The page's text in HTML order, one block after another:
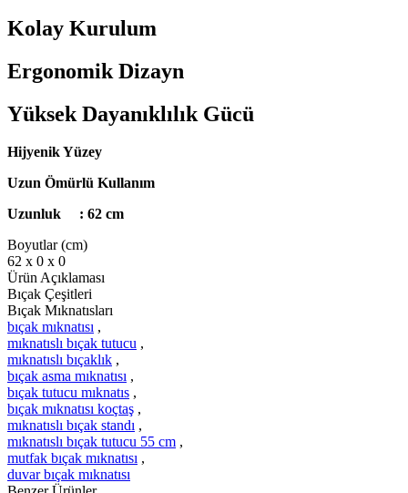
Kolay Kurulum
Ergonomik Dizayn
Yüksek Dayanıklılık Gücü
Hijyenik Yüzey
Uzun Ömürlü Kullanım
Uzunluk : 62 cm
Boyutlar (cm)
62 x 0 x 0
Ürün Açıklaması
Bıçak Çeşitleri
Bıçak Mıknatısları
bıçak mıknatısı ,
mıknatıslı bıçak tutucu ,
mıknatıslı bıçaklık ,
bıçak asma mıknatısı ,
bıçak tutucu mıknatıs ,
bıçak mıknatısı koçtaş ,
mıknatıslı bıçak standı ,
mıknatıslı bıçak tutucu 55 cm ,
mutfak bıçak mıknatısı ,
duvar bıçak mıknatısı